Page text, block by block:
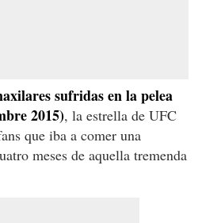
sufridas en la pelea
2015), la estrella de UFC
que iba a comer una
meses de aquella tremenda